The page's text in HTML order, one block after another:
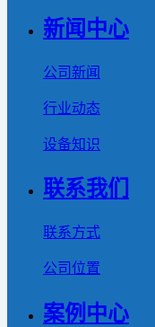
新闻中心
公司新闻
行业动态
设备知识
联系我们
联系方式
公司位置
案例中心